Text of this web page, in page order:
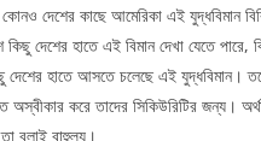
দেশের কাছে আমেরিকা এই যুদ্ধবিমান
কিছু দেশের হাতে এই বিমান দেখা যেতে পারে,
দেশের হাতে আসতে চলেছে এই যুদ্ধবিমান।
অস্বীকার করে তাদের সিকিউরিটির জন্য।
বলাই বাহুল্য।